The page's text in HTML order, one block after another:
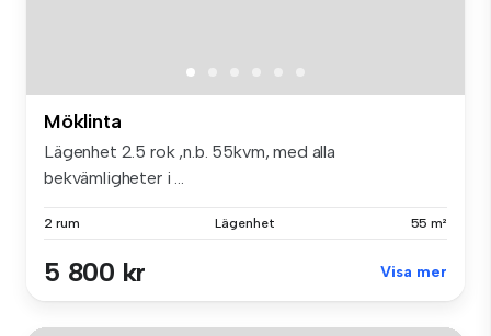
Möklinta
Lägenhet 2.5 rok ,n.b. 55kvm, med alla
bekvämligheter i ...
2 rum Lägenhet 55 m²
5 800 kr Visa mer